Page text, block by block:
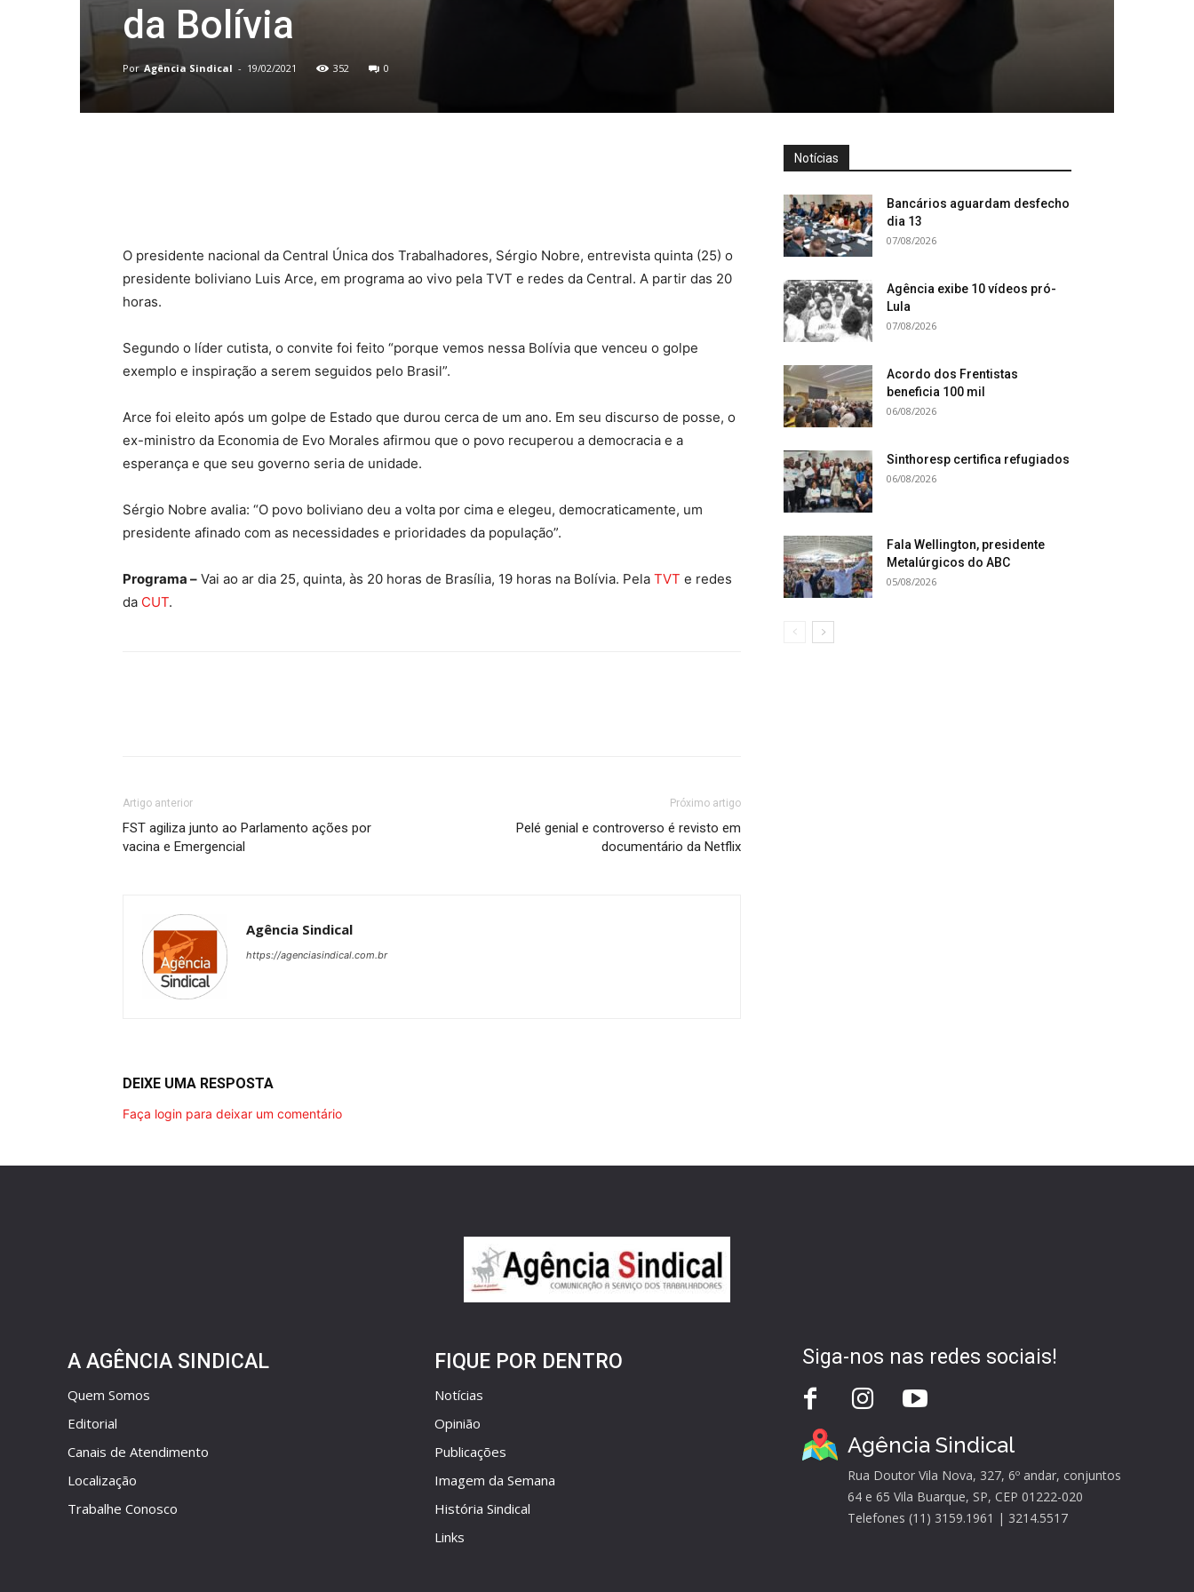
da Bolívia
Por Agência Sindical - 19/02/2021 352 0
O presidente nacional da Central Única dos Trabalhadores, Sérgio Nobre, entrevista quinta (25) o
presidente boliviano Luis Arce, em programa ao vivo pela TVT e redes da Central. A partir das 20
horas.
Segundo o líder cutista, o convite foi feito “porque vemos nessa Bolívia que venceu o golpe
exemplo e inspiração a serem seguidos pelo Brasil”.
Arce foi eleito após um golpe de Estado que durou cerca de um ano. Em seu discurso de posse, o
ex-ministro da Economia de Evo Morales afirmou que o povo recuperou a democracia e a
esperança e que seu governo seria de unidade.
Sérgio Nobre avalia: “O povo boliviano deu a volta por cima e elegeu, democraticamente, um
presidente afinado com as necessidades e prioridades da população”.
Programa – Vai ao ar dia 25, quinta, às 20 horas de Brasília, 19 horas na Bolívia. Pela TVT e redes
da CUT.
Artigo anterior
FST agiliza junto ao Parlamento ações por
vacina e Emergencial
Próximo artigo
Pelé genial e controverso é revisto em
documentário da Netflix
Agência Sindical
https://agenciasindical.com.br
DEIXE UMA RESPOSTA
Faça login para deixar um comentário
Notícias
Bancários aguardam desfecho
dia 13
07/08/2026
Agência exibe 10 vídeos pró-
Lula
07/08/2026
Acordo dos Frentistas
beneficia 100 mil
06/08/2026
Sinthoresp certifica refugiados
06/08/2026
Fala Wellington, presidente
Metalúrgicos do ABC
05/08/2026
A AGÊNCIA SINDICAL
Quem Somos
Editorial
Canais de Atendimento
Localização
Trabalhe Conosco
FIQUE POR DENTRO
Notícias
Opinião
Publicações
Imagem da Semana
História Sindical
Links
Siga-nos nas redes sociais!
Agência Sindical
Rua Doutor Vila Nova, 327, 6º andar, conjuntos
64 e 65 Vila Buarque, SP, CEP 01222-020
Telefones (11) 3159.1961 | 3214.5517